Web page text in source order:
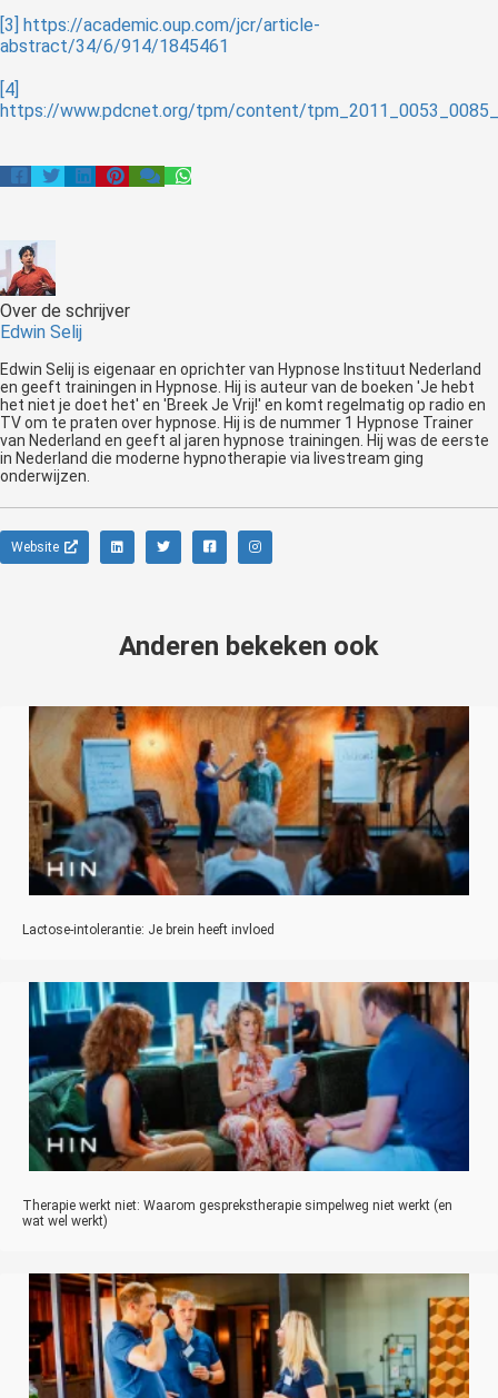
[3] https://academic.oup.com/jcr/article-
abstract/34/6/914/1845461
[4]
https://www.pdcnet.org/tpm/content/
Over de schrijver
Edwin Selij
Edwin Selij is eigenaar en oprichter van Hypnose Instituut Nederland
en geeft trainingen in Hypnose. Hij is auteur van de boeken 'Je hebt
het niet je doet het' en 'Breek Je Vrij!' en komt regelmatig op radio en
TV om te praten over hypnose. Hij is de nummer 1 Hypnose Trainer
van Nederland en geeft al jaren hypnose trainingen. Hij was de eerste
in Nederland die moderne hypnotherapie via livestream ging
onderwijzen.
Website
Anderen bekeken ook
Lactose-intolerantie: Je brein heeft invloed
Therapie werkt niet: Waarom gesprekstherapie simpelweg niet werkt (en
wat wel werkt)